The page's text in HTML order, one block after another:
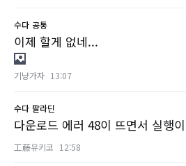
수다 공통
이제 할게 없네...
기냥가자 13:07
수다 팔라딘
다운로드 에러 48이 뜨면서 실행
工藤유키코 12:58